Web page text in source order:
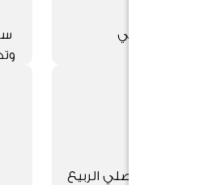
أو ظل جزئي
مرة كل 8 أسابيع خلال فصلي الربيع